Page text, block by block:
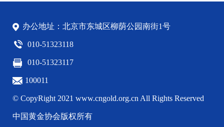
办公地址：北京市东城区柳荫公园南街1号
010-51323118
010-51323117
100011
© CopyRight 2021 www.cngold.org.cn All Rights Reserved
中国黄金协会版权所有